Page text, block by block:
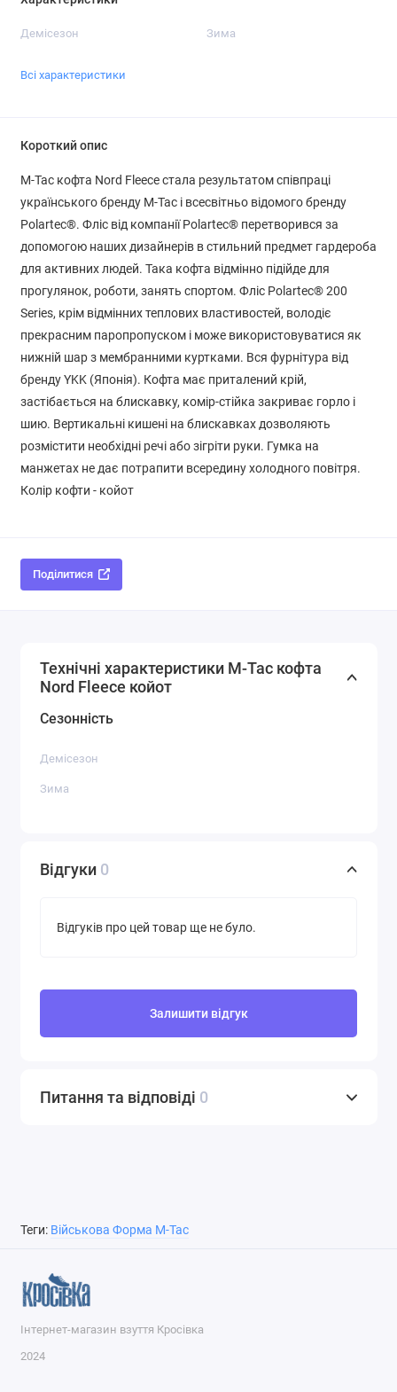
Демісезон Зима
Всі характеристики
Короткий опис
M-Tac кофта Nord Fleece стала результатом співпраці
українського бренду M-Tac і всесвітньо відомого бренду
Polartec®. Фліс від компанії Polartec® перетворився за
допомогою наших дизайнерів в стильний предмет гардероба
для активних людей. Така кофта відмінно підійде для
прогулянок, роботи, занять спортом. Фліс Polartec® 200
Series, крім відмінних теплових властивостей, володіє
прекрасним паропропуском і може використовуватися як
нижній шар з мембранними куртками. Вся фурнітура від
бренду YKK (Японія). Кофта має приталений крій,
застібається на блискавку, комір-стійка закриває горло і
шию. Вертикальні кишені на блискавках дозволяють
розмістити необхідні речі або зігріти руки. Гумка на
манжетах не дає потрапити всередину холодного повітря.
Колір кофти - койот
Поділитися
Технічні характеристики M-Tac кофта
Nord Fleece койот
Сезонність
Демісезон
Зима
Відгуки 0
Відгуків про цей товар ще не було.
Залишити відгук
Питання та відповіді 0
Теги: Військова Форма M-Tac
Інтернет-магазин взуття Кросівка
2024